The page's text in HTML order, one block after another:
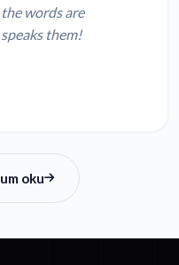
words are
them!
oku